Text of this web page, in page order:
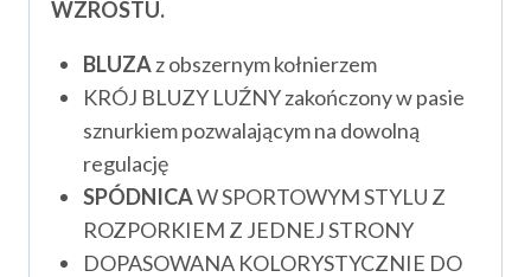
WZROSTU.
BLUZAz obszernym kołnierzem
KRÓJ BLUZY LUŹNY zakończony w pasie
sznurkiem pozwalającym na dowolną
regulację
SPÓDNICAW SPORTOWYM STYLU Z
ROZPORKIEM Z JEDNEJ STRONY
DOPASOWANA KOLORYSTYCZNIE DO